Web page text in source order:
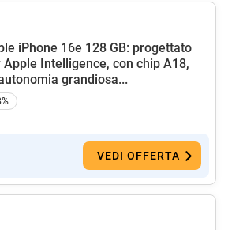
iPhone 16e 128 GB: progettato
Apple Intelligence, con chip A18,
grandiosa...
VEDI OFFERTA